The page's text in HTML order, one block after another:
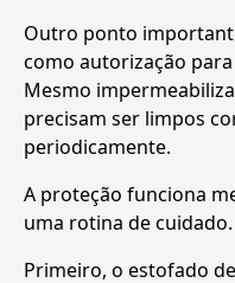
Outro ponto
como autorização
Mesmo
precisam ser limpos
periodicamente.
A proteção funciona
uma rotina de cuidado.
Primeiro, o estofado